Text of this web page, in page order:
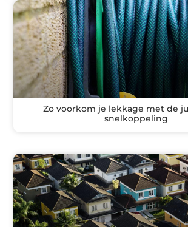
Zo voorkom je lekkage met de
snelkoppeling